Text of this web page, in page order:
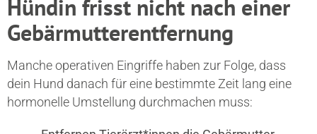
Hündin frisst nicht nach einer
Gebärmutterentfernung
Manche operativen Eingriffe haben zur Folge, dass
dein Hund danach für eine bestimmte Zeit lang eine
hormonelle Umstellung durchmachen muss: